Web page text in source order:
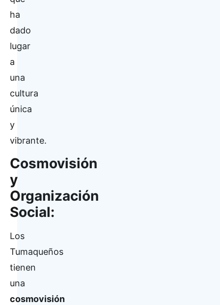
ha
dado
lugar
a
una
cultura
única
y
vibrante.
Cosmovisión
y
Organización
Social:
Los
Tumaqueños
tienen
una
cosmovisión